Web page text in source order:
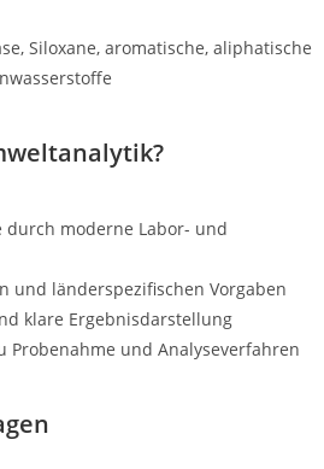
Siloxane, aromatische, aliphatische
durch moderne Labor- und
und länderspezifischen Vorgaben
klare Ergebnisdarstellung
Probenahme und Analyseverfahren